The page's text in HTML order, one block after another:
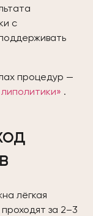
с
процедур —
.
лёгкая
за 2–3